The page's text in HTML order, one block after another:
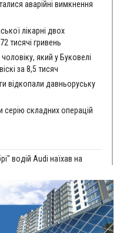
аварійні вимкнення
лікарні двох
тисячі гривень
який у Буковелі
за 8,5 тисяч
відкопали давньоруську
складних операцій
водій Audi наїхав на
України - трохи більше ніж 6
збили жінку
новобудов і